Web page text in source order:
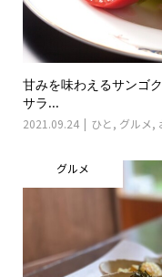
甘みを味わえるサンゴ
サラ...
2021.09.24 ひと , グルメ,
グルメ